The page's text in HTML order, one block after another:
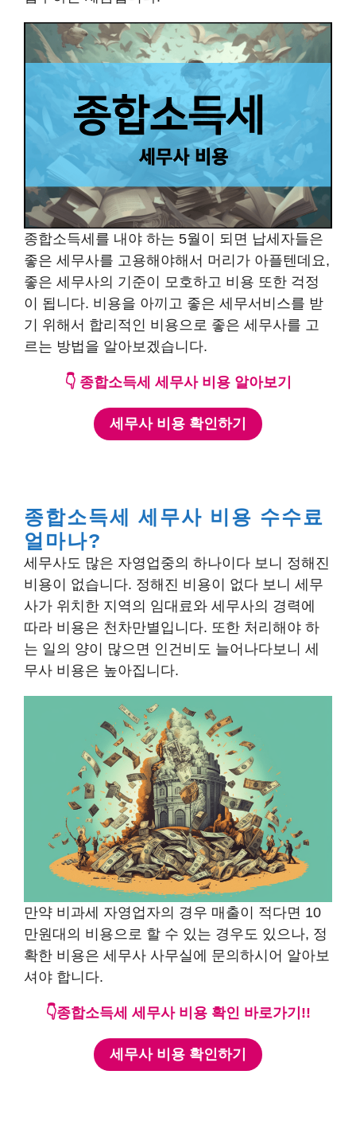
종합소득세를 내야 하는 5월이 되면 납세자들은
좋은 세무사를 고용해야해서 머리가 아플텐데요,
좋은 세무사의 기준이 모호하고 비용 또한 걱정
이 됩니다. 비용을 아끼고 좋은 세무서비스를 받
기 위해서 합리적인 비용으로 좋은 세무사를 고
르는 방법을 알아보겠습니다.
👇 종합소득세 세무사 비용 알아보기
세무사 비용 확인하기
종합소득세 세무사 비용 수수료
얼마나?
세무사도 많은 자영업중의 하나이다 보니 정해진
비용이 없습니다. 정해진 비용이 없다 보니 세무
사가 위치한 지역의 임대료와 세무사의 경력에
따라 비용은 천차만별입니다. 또한 처리해야 하
는 일의 양이 많으면 인건비도 늘어나다보니 세
무사 비용은 높아집니다.
만약 비과세 자영업자의 경우 매출이 적다면 10
만원대의 비용으로 할 수 있는 경우도 있으나, 정
확한 비용은 세무사 사무실에 문의하시어 알아보
셔야 합니다.
👇종합소득세 세무사 비용 확인 바로가기!!
세무사 비용 확인하기